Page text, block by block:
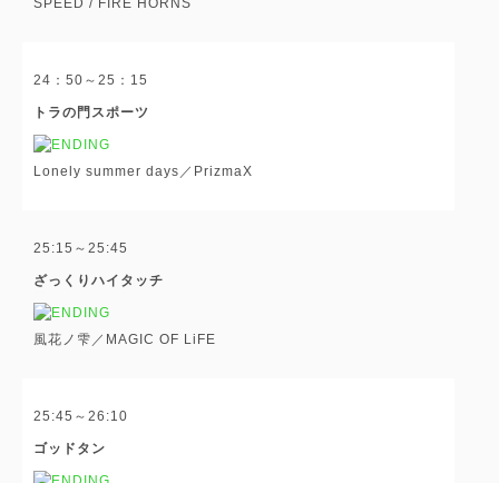
SPEED / FIRE HORNS
24：50～25：15
トラの門スポーツ
Lonely summer days／PrizmaX
25:15～25:45
ざっくりハイタッチ
風花ノ雫／MAGIC OF LiFE
25:45～26:10
ゴッドタン